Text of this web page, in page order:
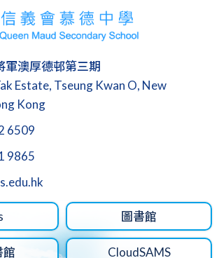
軍澳厚德邨第三期
Estate, Tseung Kwan O, New
Kong
6509
9865
圖書館
館 CloudSAMS